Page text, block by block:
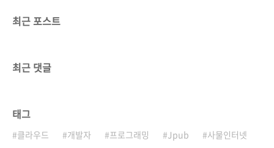
최근 포스트
최근 댓글
태그
클라우드 개발자 프로그래밍 Jpub
사물인터넷